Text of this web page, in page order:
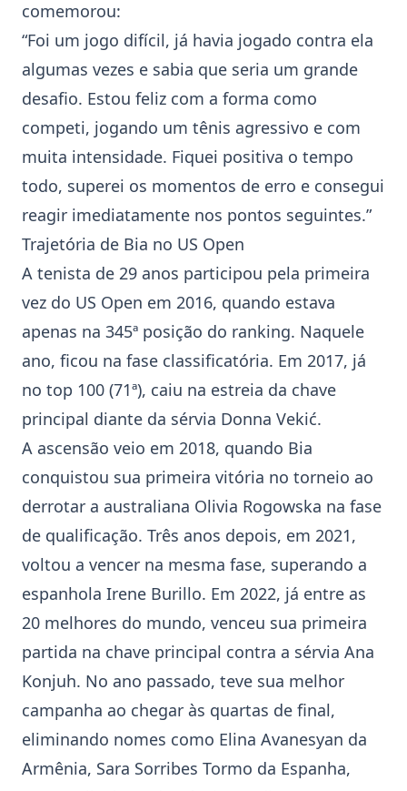
comemorou:
“Foi um jogo difícil, já havia jogado contra ela
algumas vezes e sabia que seria um grande
desafio. Estou feliz com a forma como
competi, jogando um tênis agressivo e com
muita intensidade. Fiquei positiva o tempo
todo, superei os momentos de erro e consegui
reagir imediatamente nos pontos seguintes.”
Trajetória de Bia no US Open
A tenista de 29 anos participou pela primeira
vez do US Open em 2016, quando estava
apenas na 345ª posição do ranking. Naquele
ano, ficou na fase classificatória. Em 2017, já
no top 100 (71ª), caiu na estreia da chave
principal diante da sérvia Donna Vekić.
A ascensão veio em 2018, quando Bia
conquistou sua primeira vitória no torneio ao
derrotar a australiana Olivia Rogowska na fase
de qualificação. Três anos depois, em 2021,
voltou a vencer na mesma fase, superando a
espanhola Irene Burillo. Em 2022, já entre as
20 melhores do mundo, venceu sua primeira
partida na chave principal contra a sérvia Ana
Konjuh. No ano passado, teve sua melhor
campanha ao chegar às quartas de final,
eliminando nomes como Elina Avanesyan da
Armênia, Sara Sorribes Tormo da Espanha,